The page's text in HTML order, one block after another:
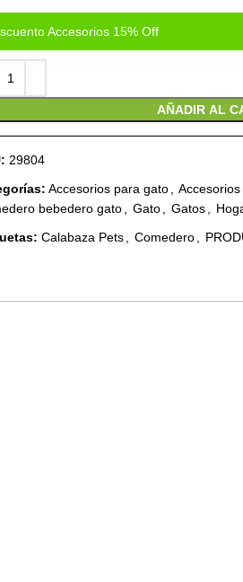
Accesorios 15% Off
AÑADIR AL
29804
Accesorios para gato
bebedero gato
Gato Gatos
Calabaza Pets Comedero